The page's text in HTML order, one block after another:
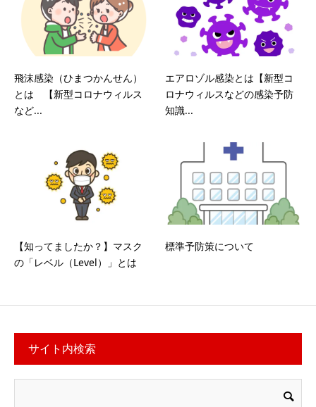
飛沫感染（ひまつかんせん）
とは 【新型コロナウィルス
など...
エアロゾル感染とは【新型コ
ロナウィルスなどの感染予防
知識...
【知ってましたか？】マスク
の「レベル（Level）」とは
標準予防策について
サイト内検索